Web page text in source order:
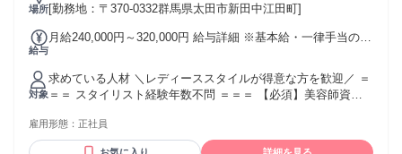
場所[勤務地：〒370-0332群馬県太田市新田中江田町]
給与
月給240,000円～320,000円 給与詳細 ※基本給・一律手当の総
手当】 全員に一律で支払われる通勤・皆勤・家族手当金額：
あり 1ヶ月あたり2万円 全員に一律で支払われるその他手当金
額：なし ※給与に下記一律手当含む ・一律通勤手当：5000円
・一律皆勤手当：1万5000円 ＊他、資格手当あり 管理美容師
対象
求めている人材 ＼レディーススタイルが得意な方を歓迎／ ＝
＝＝ スタイリスト経験年数不問 ＝＝＝ 【必須】美容師資格
ィースカットが得意な方 ◎女性のお客様をもっと増やしたい
と思える方 ◎自分の技術やアイデアを活かしたい方 ◎少人数
雇用形態： 正社員